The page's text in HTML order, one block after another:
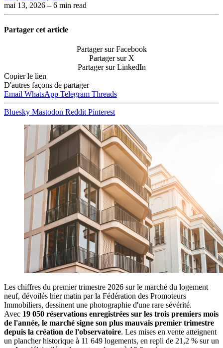
mai 13, 2026 – 6 min read
Partager cet article
Partager sur Facebook
Partager sur X
Partager sur LinkedIn
Copier le lien
D'autres façons de partager
Email WhatsApp Telegram Threads
Bluesky Mastodon Reddit Pinterest
Les chiffres du premier trimestre 2026 sur le marché du logement
neuf, dévoilés hier matin par la Fédération des Promoteurs
Immobiliers, dessinent une photographie d'une rare sévérité.
Avec 19 050 réservations enregistrées sur les trois premiers mois
de l'année, le marché signe son plus mauvais premier trimestre
depuis la création de l'observatoire. Les mises en vente atteignent
un plancher historique à 11 649 logements, en repli de 21,2 % sur un